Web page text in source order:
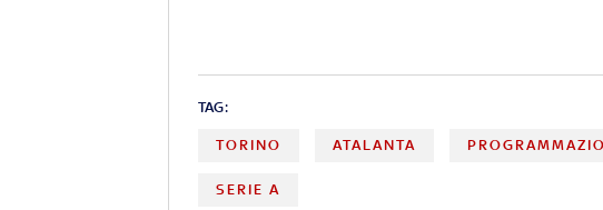
TAG:
TORINO ATALANTA
SERIE A